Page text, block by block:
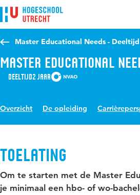
Direct naar de inhoud
Direct naar de hoofdnavigatie
Direct naar de zoekfunctie
Master Educational Needs - Deeltijd
Master Educational
Deeltijd2 jaar
Overzicht De opleiding
Toelating
Om te starten met de Master
je minimaal een hbo- of wo-